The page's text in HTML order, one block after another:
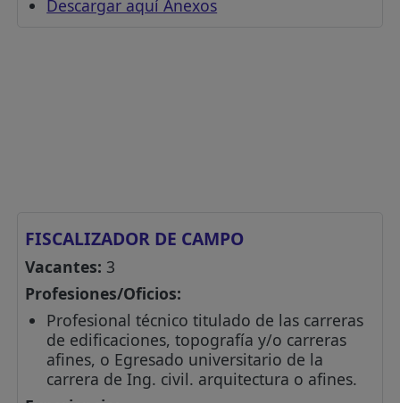
Descargar aquí Anexos
FISCALIZADOR DE CAMPO
Vacantes: 3
Profesiones/Oficios:
Profesional técnico titulado de las carreras
de edificaciones, topografía y/o carreras
afines, o Egresado universitario de la
carrera de Ing. civil. arquitectura o afines.